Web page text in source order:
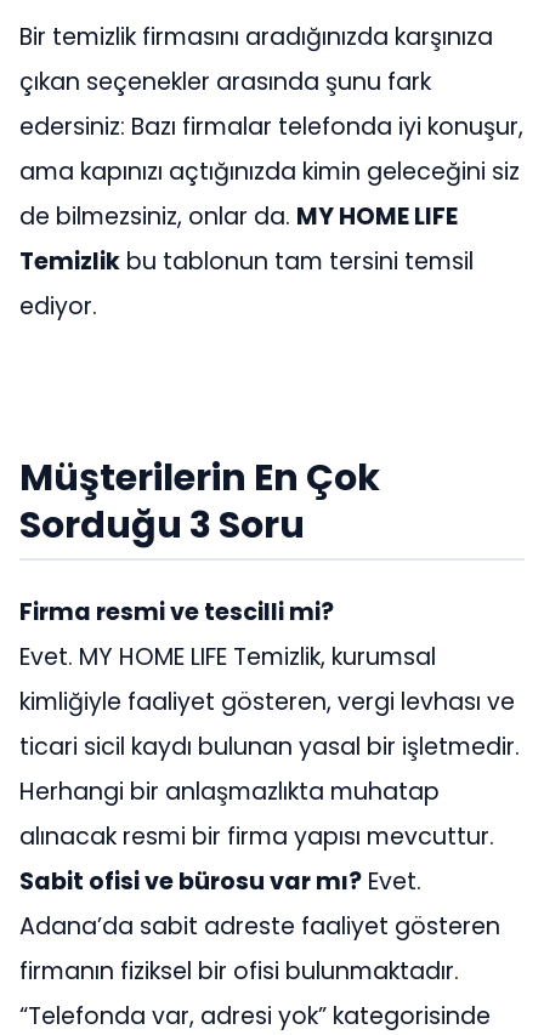
Bir temizlik firmasını aradığınızda karşınıza
çıkan seçenekler arasında şunu fark
edersiniz: Bazı firmalar telefonda iyi konuşur,
ama kapınızı açtığınızda kimin geleceğini siz
de bilmezsiniz, onlar da. MY HOME LIFE
Temizlik bu tablonun tam tersini temsil
ediyor.
Müşterilerin En Çok
Sorduğu 3 Soru
Firma resmi ve tescilli mi?
Evet. MY HOME LIFE Temizlik, kurumsal
kimliğiyle faaliyet gösteren, vergi levhası ve
ticari sicil kaydı bulunan yasal bir işletmedir.
Herhangi bir anlaşmazlıkta muhatap
alınacak resmi bir firma yapısı mevcuttur.
Sabit ofisi ve bürosu var mı? Evet.
Adana’da sabit adreste faaliyet gösteren
firmanın fiziksel bir ofisi bulunmaktadır.
“Telefonda var, adresi yok” kategorisinde